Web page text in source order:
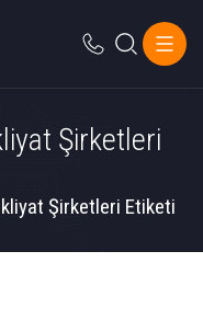
Şirketleri
Şirketleri Etiketi